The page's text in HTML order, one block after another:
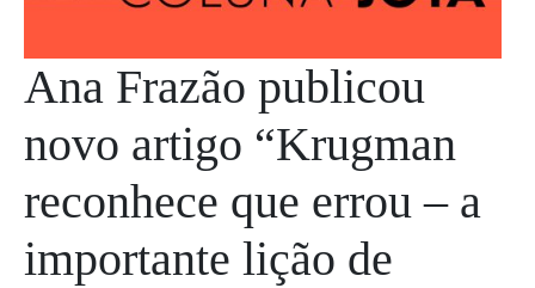
Ana Frazão publicou
novo artigo “Krugman
reconhece que errou – a
importante lição de